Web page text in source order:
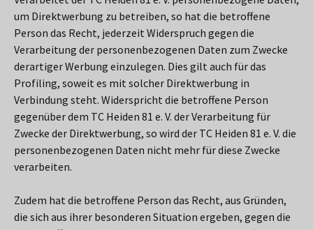
um Direktwerbung zu betreiben, so hat die betroffene
Person das Recht, jederzeit Widerspruch gegen die
Verarbeitung der personenbezogenen Daten zum Zwecke
derartiger Werbung einzulegen. Dies gilt auch für das
Profiling, soweit es mit solcher Direktwerbung in
Verbindung steht. Widerspricht die betroffene Person
gegenüber dem TC Heiden 81 e. V. der Verarbeitung für
Zwecke der Direktwerbung, so wird der TC Heiden 81 e. V. die
personenbezogenen Daten nicht mehr für diese Zwecke
verarbeiten.
Zudem hat die betroffene Person das Recht, aus Gründen,
die sich aus ihrer besonderen Situation ergeben, gegen die